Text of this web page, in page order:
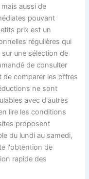
aussi de
pouvant
prix est un
régulières qui
une sélection de
de consulter
de comparer les offres
ne sont
avec d'autres
lire les conditions
proposent
du lundi au samedi,
l'obtention de
rapide des